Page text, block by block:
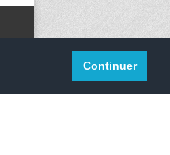
Continuer